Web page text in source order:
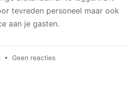
tevreden personeel maar ook
aan je gasten.
• Geen reactiesop